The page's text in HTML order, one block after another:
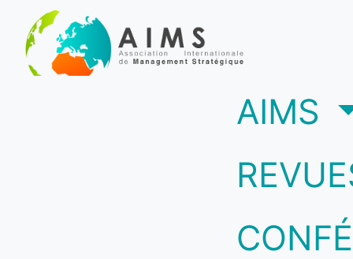
AIMS